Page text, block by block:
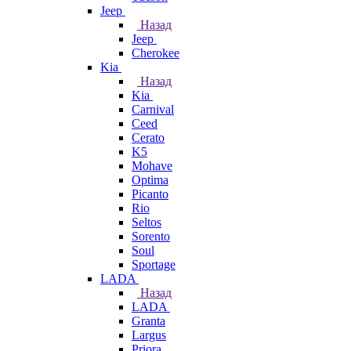
Jeep
Назад
Jeep
Cherokee
Kia
Назад
Kia
Carnival
Ceed
Cerato
K5
Mohave
Optima
Picanto
Rio
Seltos
Sorento
Soul
Sportage
LADA
Назад
LADA
Granta
Largus